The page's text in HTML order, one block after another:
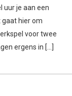
uur je aan een
gaat hier om
voor twee
ergens in […]